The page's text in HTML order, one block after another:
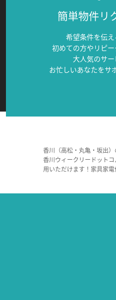
簡単物件リ
希望条件を伝え
初めての方やリピ
大人気のサー
お忙しいあなたをサ
香川（高松・丸亀・坂出
香川ウィークリードット
用いただけます！家具家電